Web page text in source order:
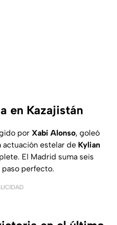
en Kazajistán
por Xabi Alonso, goleó
actuación estelar de Kylian
El Madrid suma seis
perfecto.